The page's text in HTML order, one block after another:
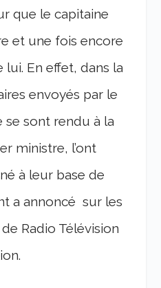
que le capitaine
et une fois encore
En effet, dans la
envoyés par le
se sont rendu à la
ministre, l’ont
à leur base de
a annoncé sur les
Radio Télévision